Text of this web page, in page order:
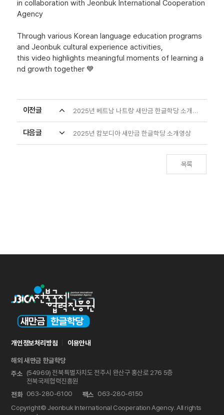
in collaboration with Jeonbuk International Cooperation
Agency
Through various Korean language education programs
and Jeonbuk cultural experience activities,
this video highlights meaningful moments of learning a
nd growth together 💙
이전글 expand_less 2025년 베트남 나트랑 새만금 한글학당 소개영상
다음글 expand_more 2025년 캄보디아 새만금 한글학당 소개영상
목록
개인정보처리방침
이용안내
해외 새만금 한글학당
주소 (54969) 전북특별자치도 전주시 완산구 홍산로 276 5층
전북국제협력진흥원
전화 063-280-6100 팩스 063-280-6150
Copyright© Jeonbuk International Cooperation Agency. All rights